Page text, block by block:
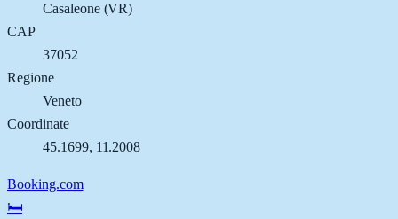
Casaleone(VR)
CAP
37052
Regione
Veneto
Coordinate
45.1699, 11.2008
Booking.com
🛏️